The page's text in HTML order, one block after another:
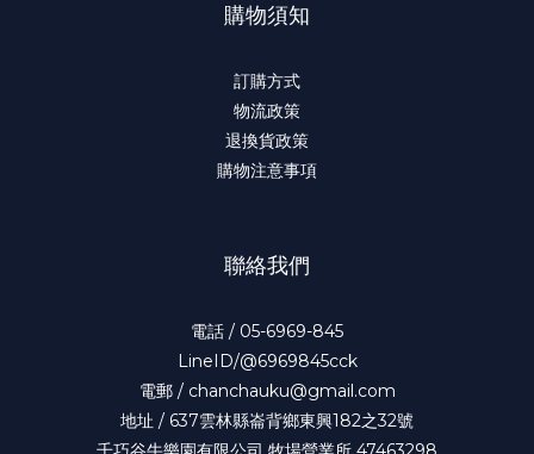
購物須知
訂購方式
物流政策
退換貨政策
購物注意事項
聯絡我們
電話 / 05-6969-845
LineID/@6969845cck
電郵 / chanchauku@gmail.com
地址 / 637雲林縣崙背鄉東興182之32號